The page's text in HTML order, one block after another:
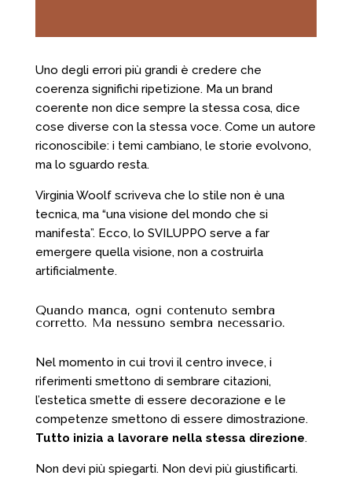
Uno degli errori più grandi è credere che
coerenza significhi ripetizione. Ma un brand
coerente non dice sempre la stessa cosa, dice
cose diverse con la stessa voce. Come un autore
riconoscibile: i temi cambiano, le storie evolvono,
ma lo sguardo resta.
Virginia Woolf scriveva che lo stile non è una
tecnica, ma “una visione del mondo che si
manifesta”. Ecco, lo SVILUPPO serve a far
emergere quella visione, non a costruirla
artificialmente.
Quando manca, ogni contenuto sembra
corretto. Ma nessuno sembra necessario.
Nel momento in cui trovi il centro invece, i
riferimenti smettono di sembrare citazioni,
l’estetica smette di essere decorazione e le
competenze smettono di essere dimostrazione.
Tutto inizia a lavorare nella stessa direzione.
Non devi più spiegarti. Non devi più giustificarti.